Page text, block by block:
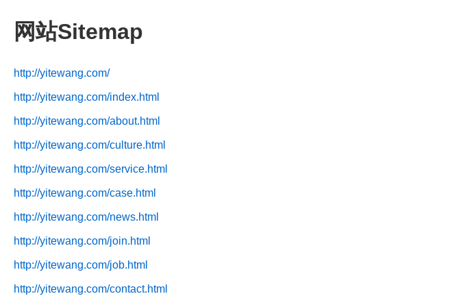
网站Sitemap
http://yitewang.com/
http://yitewang.com/index.html
http://yitewang.com/about.html
http://yitewang.com/culture.html
http://yitewang.com/service.html
http://yitewang.com/case.html
http://yitewang.com/news.html
http://yitewang.com/join.html
http://yitewang.com/job.html
http://yitewang.com/contact.html